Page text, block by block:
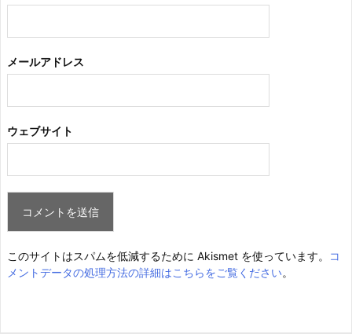
メールアドレス
ウェブサイト
このサイトはスパムを低減するために Akismet を使っています。
コ
メントデータの処理方法の詳細はこちらをご覧ください。